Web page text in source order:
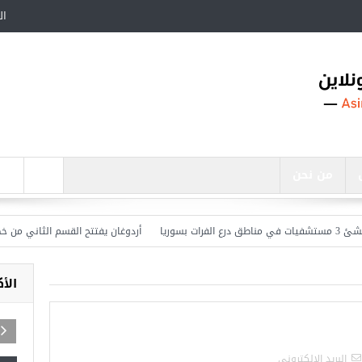
أردوغان يفتتح القسم الثاني من خط